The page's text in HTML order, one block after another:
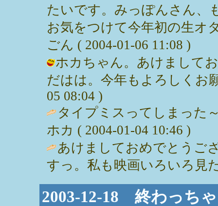
たいです。みっぽんさん、
お気をつけて今年初の生オ
ごん ( 2004-01-06 11:08 )
ホカちゃん。あけまして
だはは。今年もよろしくお
05 08:04 )
タイプミスってしまった
ホカ ( 2004-01-04 10:46 )
あけましておめでとうご
すっ。私も映画いろいろ見
2003-12-18 終わっち